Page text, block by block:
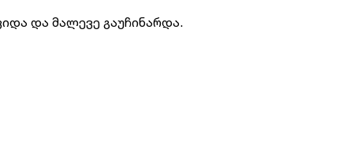
და მალევე გაუჩინარდა.